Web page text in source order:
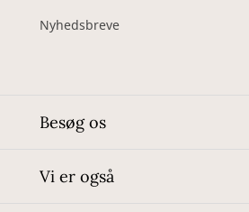
Nyhedsbreve
Besøg os
Vi er også